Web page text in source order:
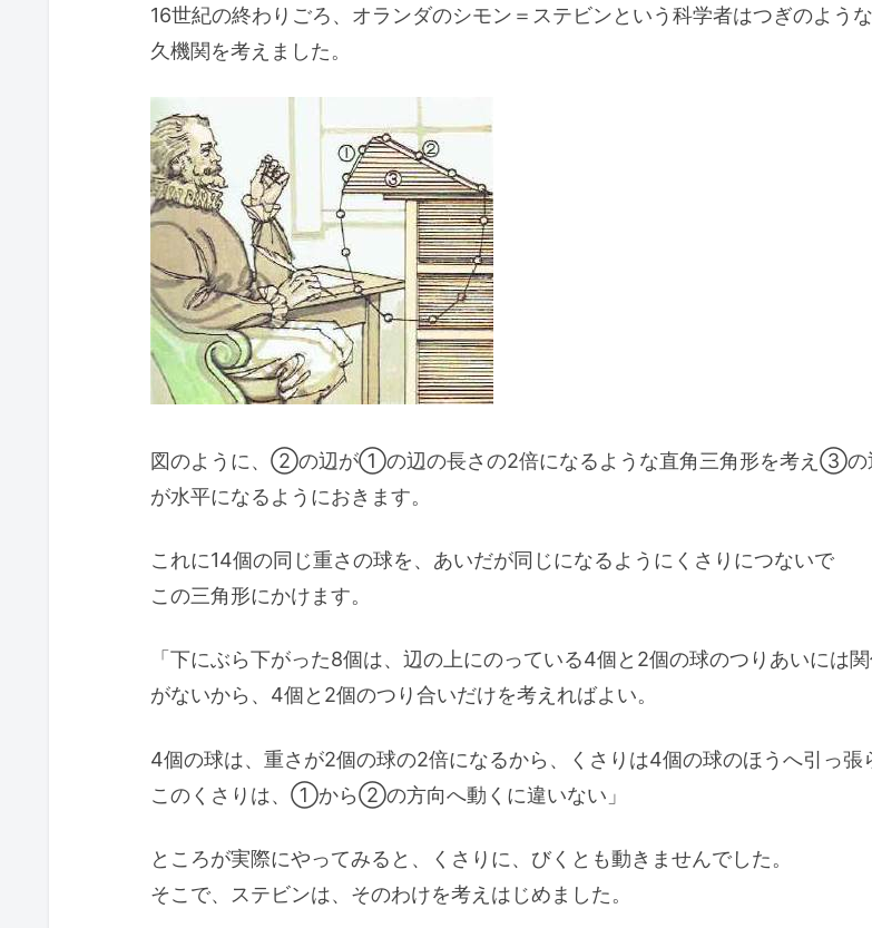
16世紀の終わりごろ、オランダのシモン＝ステビンという科学者はつぎのよう
久機関を考えました。
図のように、②の辺が①の辺の長さの2倍になるような直角三角形を考え③の
が水平になるようにおきます。
これに14個の同じ重さの球を、あいだが同じになるようにくさりにつないで
この三角形にかけます。
「下にぶら下がった8個は、辺の上にのっている4個と2個の球のつりあいには
がないから、4個と2個のつり合いだけを考えればよい。
4個の球は、重さが2個の球の2倍になるから、くさりは4個の球のほうへ引っ張
このくさりは、①から②の方向へ動くに違いない」
ところが実際にやってみると、くさりに、びくとも動きませんでした。
そこで、ステビンは、そのわけを考えはじめました。